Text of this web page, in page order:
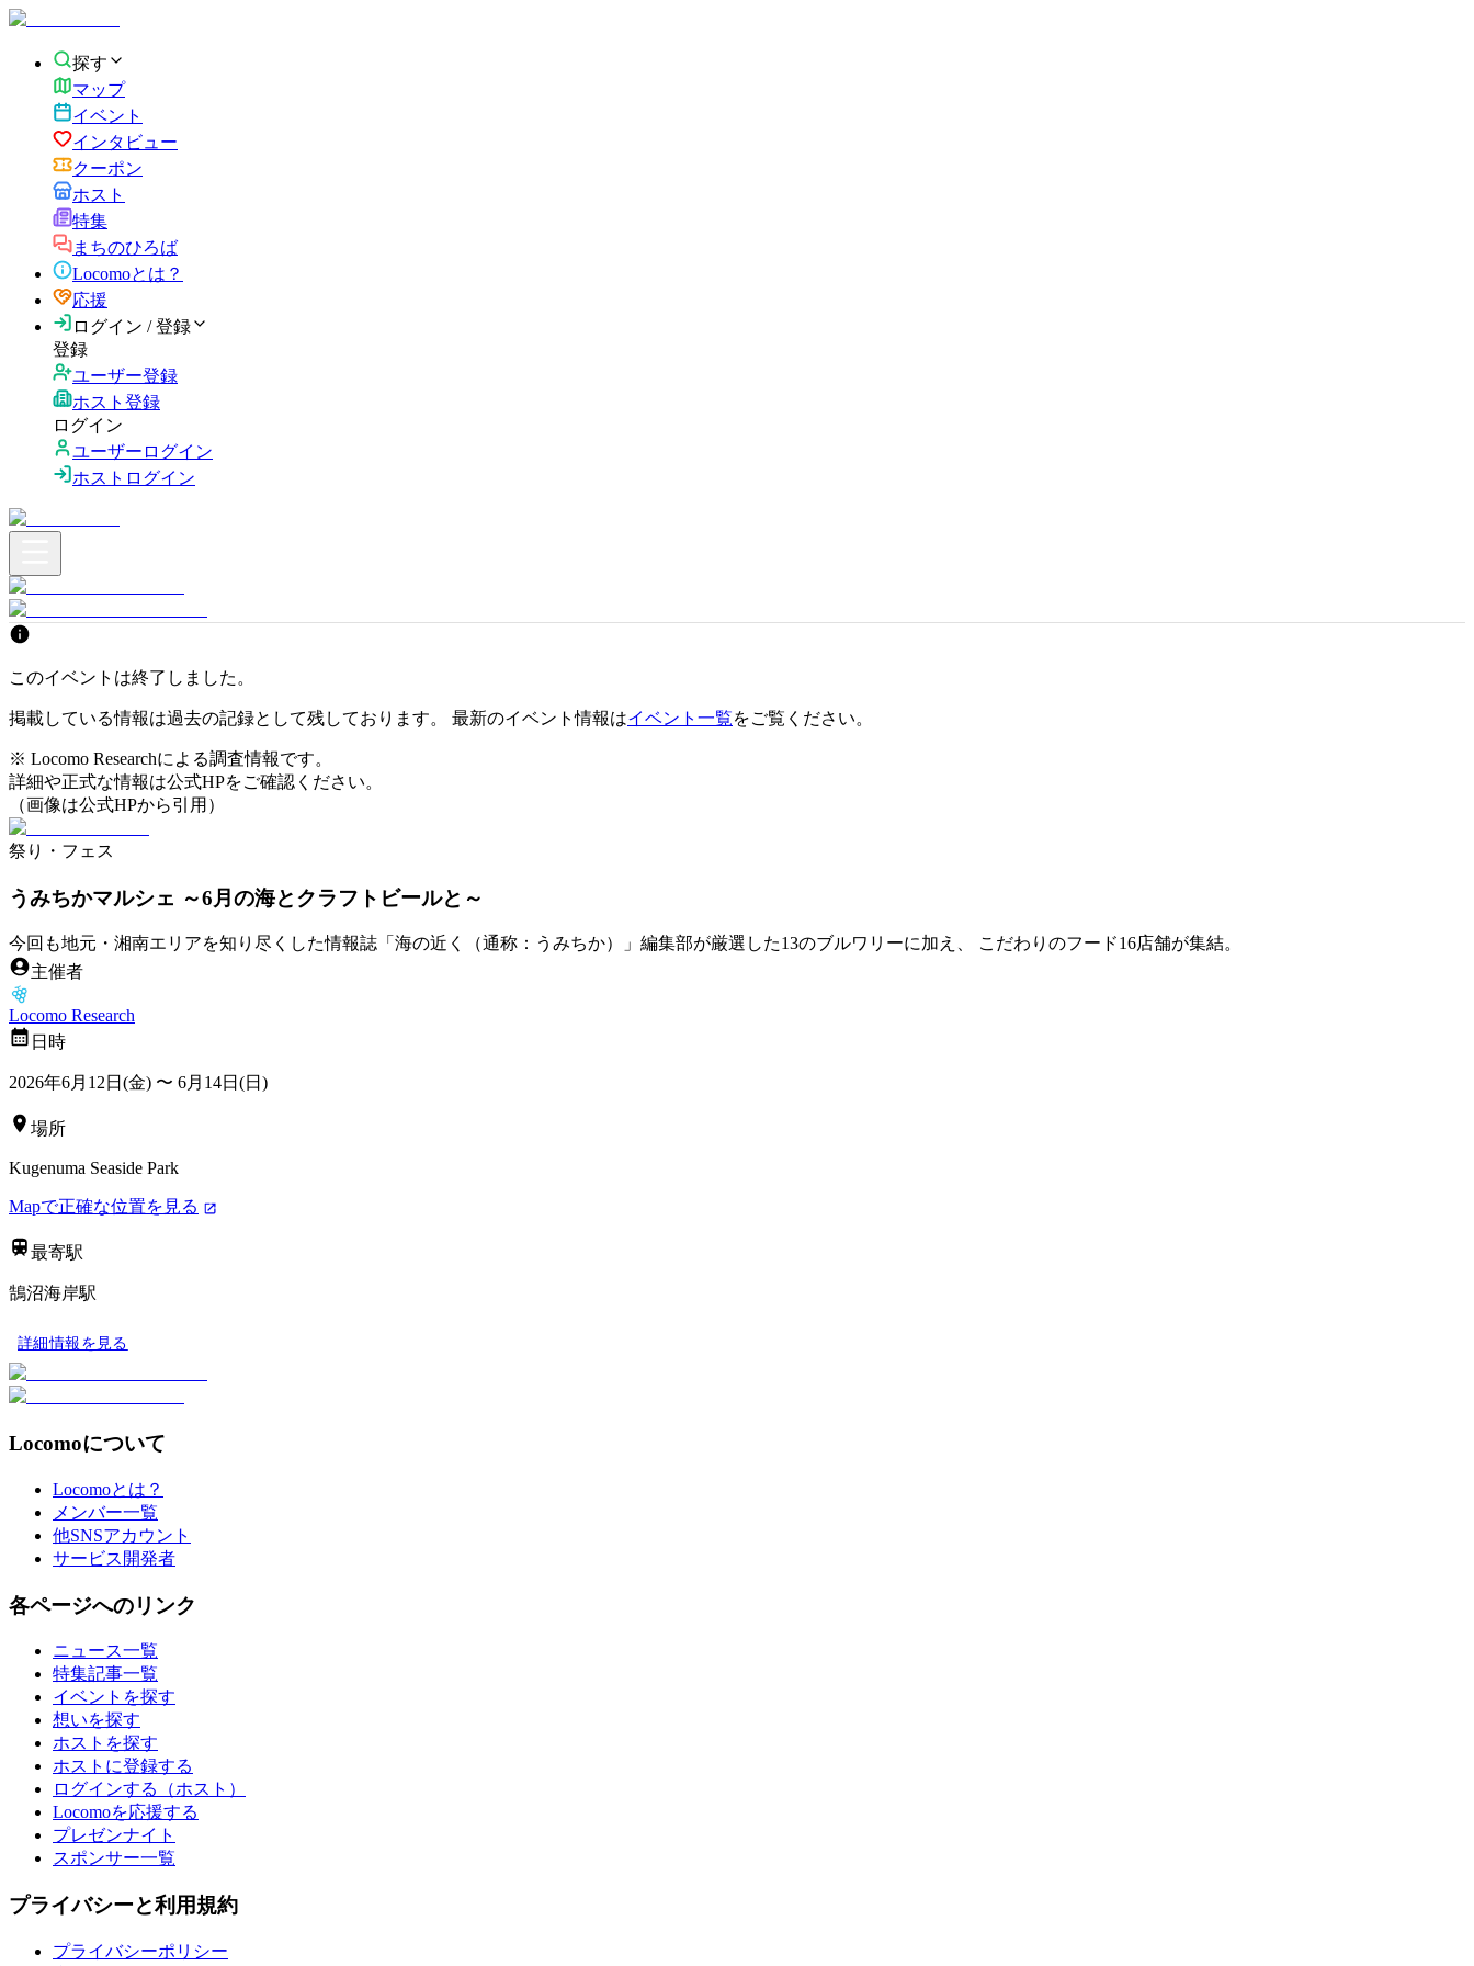
探す
マップ
イベント
インタビュー
クーポン
ホスト
特集
まちのひろば
Locomoとは？
応援
ログイン / 登録
登録
ユーザー登録
ホスト登録
ログイン
ユーザーログイン
ホストログイン
このイベントは終了しました。
掲載している情報は過去の記録として残しております。 最新のイベント情報はイベント一覧をご覧ください。
※ Locomo Researchによる調査情報です。
詳細や正式な情報は公式HPをご確認ください。
（画像は公式HPから引用）
祭り・フェス
うみちかマルシェ ～6月の海とクラフトビールと～
今回も地元・湘南エリアを知り尽くした情報誌「海の近く（通称：うみちか）」編集部が厳選した13のブルワリーに加え、 こだわりのフード16店舗が集結。
主催者
Locomo Research
日時
2026年6月12日(金) 〜 6月14日(日)
場所
Kugenuma Seaside Park
Mapで正確な位置を見る
最寄駅
鵠沼海岸駅
詳細情報を見る
Locomoについて
Locomoとは？
メンバー一覧
他SNSアカウント
サービス開発者
各ページへのリンク
ニュース一覧
特集記事一覧
イベントを探す
想いを探す
ホストを探す
ホストに登録する
ログインする（ホスト）
Locomoを応援する
プレゼンナイト
スポンサー一覧
プライバシーと利用規約
プライバシーポリシー